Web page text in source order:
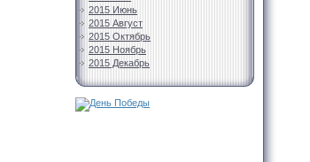
2015 Июнь
2015 Август
2015 Октябрь
2015 Ноябрь
2015 Декабрь